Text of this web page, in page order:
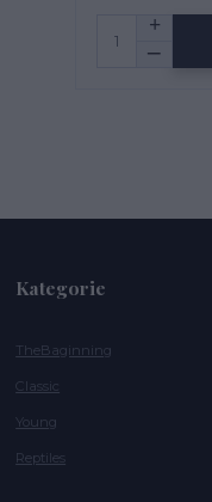
Kategorie
TheBaginning
Classic
Young
Reptiles